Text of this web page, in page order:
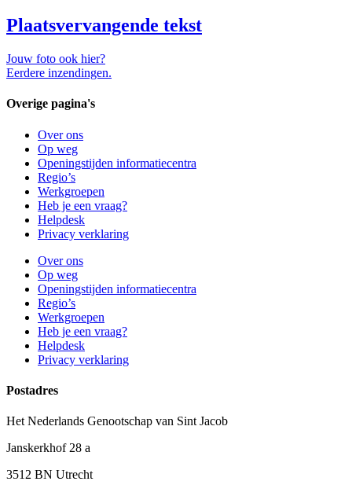
Plaatsvervangende tekst
Jouw foto ook hier?
Eerdere inzendingen.
Overige pagina's
Over ons
Op weg
Openingstijden informatiecentra
Regio’s
Werkgroepen
Heb je een vraag?
Helpdesk
Privacy verklaring
Over ons
Op weg
Openingstijden informatiecentra
Regio’s
Werkgroepen
Heb je een vraag?
Helpdesk
Privacy verklaring
Postadres
Het Nederlands Genootschap van Sint Jacob
Janskerkhof 28 a
3512 BN Utrecht